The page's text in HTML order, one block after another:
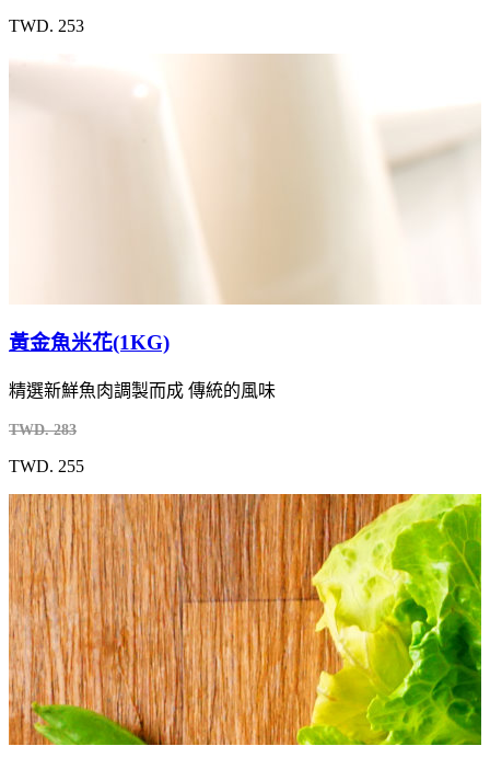
TWD. 253
黃金魚米花(1KG)
精選新鮮魚肉調製而成 傳統的風味
TWD. 283
TWD. 255